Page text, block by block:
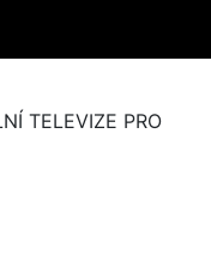
TELEVIZE PRO